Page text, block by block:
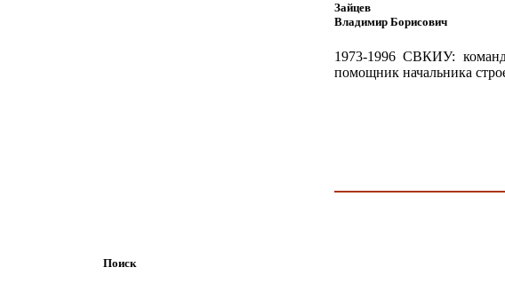
Зайцев
Владимир Борисович
1973-1996 СВКИУ:
помощник начальника
Поиск